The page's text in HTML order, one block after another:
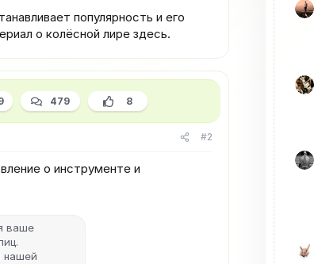
популярность и его
о колёсной лире здесь.
479 8
#2
о инструменте и
ваше
нашей